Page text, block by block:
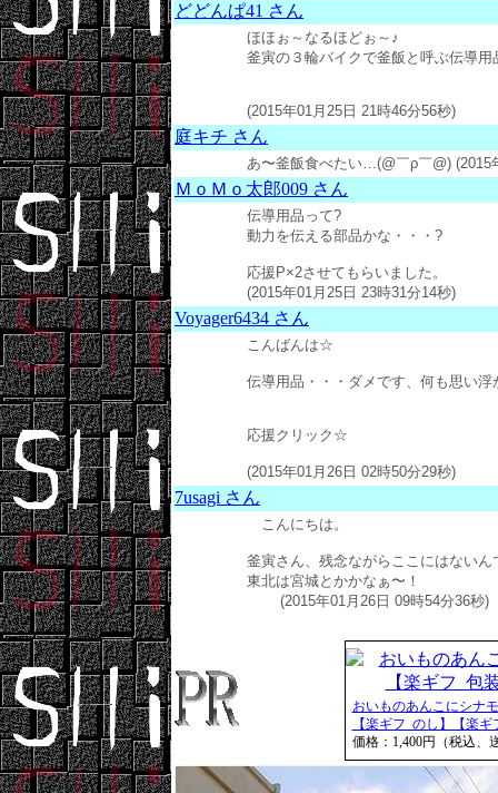
どどんぱ41 さん
ほほぉ～なるほどぉ～♪
釜寅の３輪バイクで釜飯と呼ぶ伝導
(2015年01月25日 21時46分56秒)
庭キチ さん
あ〜釜飯食べたい…(@￣ρ￣@) (2015
ＭｏＭｏ太郎009 さん
伝導用品って?
動力を伝える部品かな・・・?
応援P×2させてもらいました。
(2015年01月25日 23時31分14秒)
Voyager6434 さん
こんばんは☆
伝導用品・・・ダメです、何も思い浮
応援クリック☆
(2015年01月26日 02時50分29秒)
7usagi さん
こんにちは。
釜寅さん、残念ながらここにはないん
東北は宮城とかかなぁ〜！
(2015年01月26日 09時54分36秒)
おいものあんこにシナ
【楽ギフ_のし】【楽ギ
価格：1,400円（税込、